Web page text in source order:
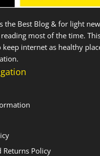
the Best Blog & for light
most of the time.
internet as healthy
Returns Policy